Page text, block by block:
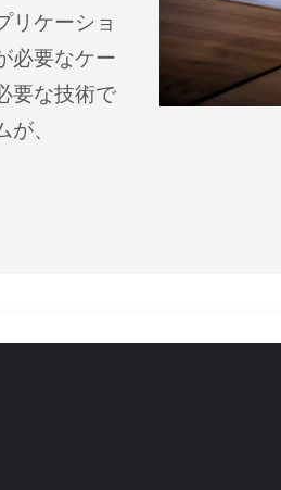
リケーショ
必要なケー
要な技術で
、